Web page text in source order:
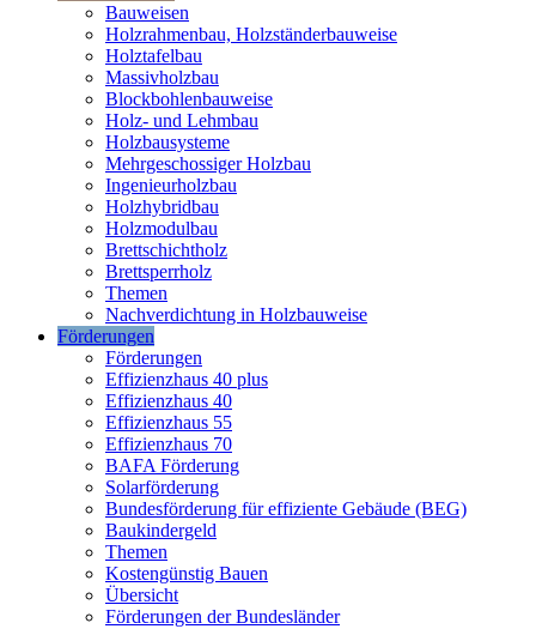
Bauweisen
Holzrahmenbau, Holzständerbauweise
Holztafelbau
Massivholzbau
Blockbohlenbauweise
Holz- und Lehmbau
Holzbausysteme
Mehrgeschossiger Holzbau
Ingenieurholzbau
Holzhybridbau
Holzmodulbau
Brettschichtholz
Brettsperrholz
Themen
Nachverdichtung in Holzbauweise
Förderungen
Förderungen
Effizienzhaus 40 plus
Effizienzhaus 40
Effizienzhaus 55
Effizienzhaus 70
BAFA Förderung
Solarförderung
Bundesförderung für effiziente Gebäude (BEG)
Baukindergeld
Themen
Kostengünstig Bauen
Übersicht
Förderungen der Bundesländer